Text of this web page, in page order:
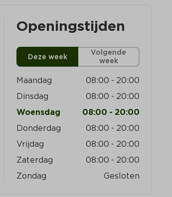
Openingstijden
Deze week
Volgende
week
Maandag 08:00 - 20:00
Dinsdag
08:00 - 20:00
Woensdag
08:00 - 20:00
Donderdag
08:00 - 20:00
Vrijdag
08:00 - 20:00
Zaterdag
08:00 - 20:00
Zondag
Gesloten